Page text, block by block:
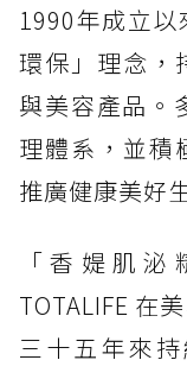
1990年成立以
環保」理念，
與美容產品。
理體系，並積
推廣健康美好
「香媞肌
TOTALIFE 在
三十五年來